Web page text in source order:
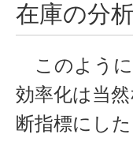
在庫の分
このように
効率化は当
断指標にし